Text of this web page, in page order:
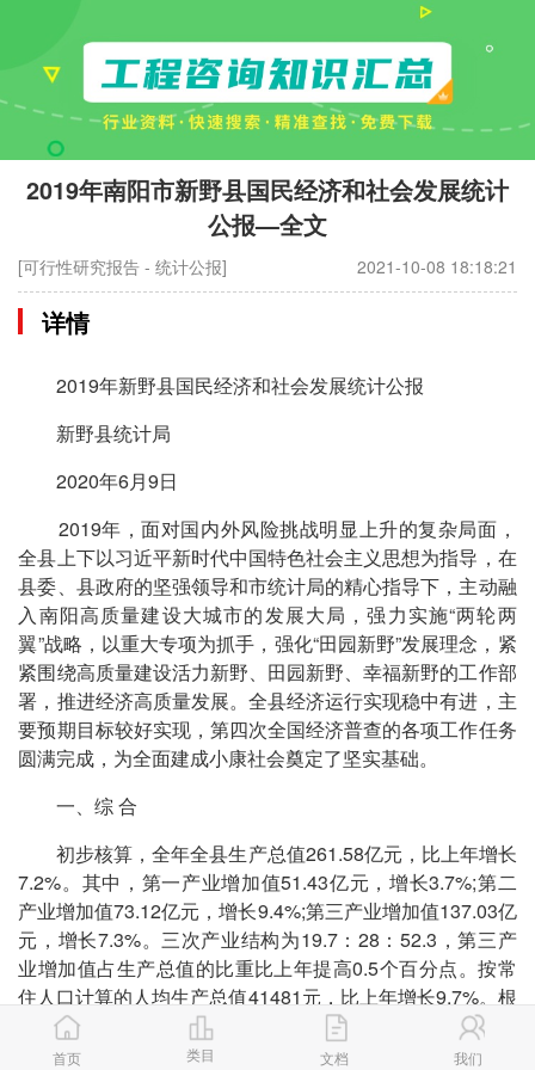
2019年南阳市新野县国民经济和社会发展统计
公报—全文
[可行性研究报告 - 统计公报] 2021-10-08 18:18:21
详情
2019年新野县国民经济和社会发展统计公报
新野县统计局
2020年6月9日
2019年，面对国内外风险挑战明显上升的复杂局面，
全县上下以习近平新时代中国特色社会主义思想为指导，在
县委、县政府的坚强领导和市统计局的精心指导下，主动融
入南阳高质量建设大城市的发展大局，强力实施“两轮两
翼”战略，以重大专项为抓手，强化“田园新野”发展理念，紧
紧围绕高质量建设活力新野、田园新野、幸福新野的工作部
署，推进经济高质量发展。全县经济运行实现稳中有进，主
要预期目标较好实现，第四次全国经济普查的各项工作任务
圆满完成，为全面建成小康社会奠定了坚实基础。
一、综 合
初步核算，全年全县生产总值261.58亿元，比上年增长
7.2%。其中，第一产业增加值51.43亿元，增长3.7%;第二
产业增加值73.12亿元，增长9.4%;第三产业增加值137.03亿
元，增长7.3%。三次产业结构为19.7：28：52.3，第三产
业增加值占生产总值的比重比上年提高0.5个百分点。按常
住人口计算的人均生产总值41481元，比上年增长9.7%。根
据第四次全国经济普查结果，县统计局对2018年生产总值
进行了修订，修订后的2018年全县生产总值为239.56亿
首页 类目 文档 我们